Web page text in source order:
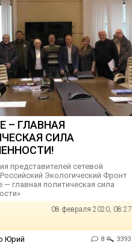
– ГЛАВНАЯ
СИЛА
представителей сетевой
Экологический Фронт
— главная политическая сила
08 февраля 2020, 08:27
Юрий 8 3393